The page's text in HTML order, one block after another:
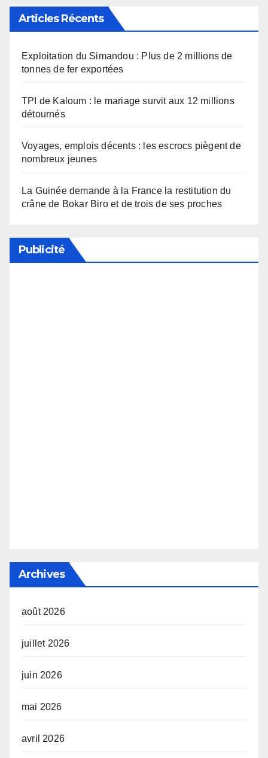
Articles Récents
Exploitation du Simandou : Plus de 2 millions de
tonnes de fer exportées
TPI de Kaloum : le mariage survit aux 12 millions
détournés
Voyages, emplois décents : les escrocs piègent de
nombreux jeunes
La Guinée demande à la France la restitution du
crâne de Bokar Biro et de trois de ses proches
Publicité
Archives
août 2026
juillet 2026
juin 2026
mai 2026
avril 2026